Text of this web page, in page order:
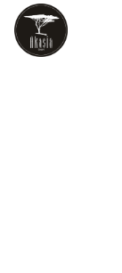
Startseite